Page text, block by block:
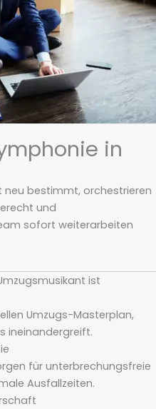
in
neu bestimmt, orchestrieren
und
sofort weiterarbeiten
ist
Umzugs-Masterplan,
ineinandergreift.
für unterbrechungsfreie
Ausfallzeiten.